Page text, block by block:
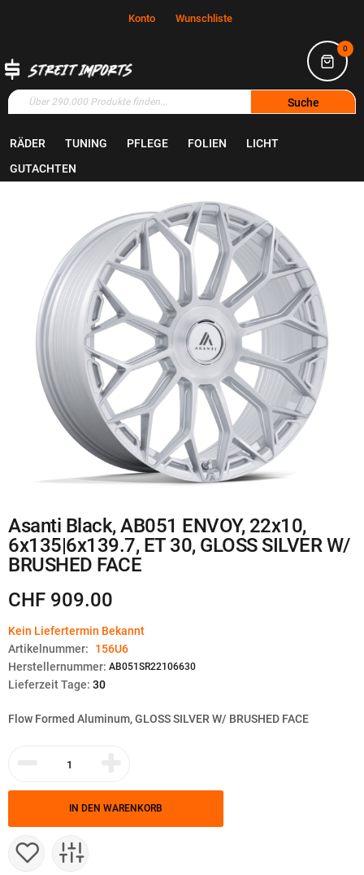
Konto Wunschliste
0
Suche
RÄDER TUNING PFLEGE FOLIEN
LICHT
GUTACHTEN
Zum
Ende
Zum
Anfang
der
Bildgalerie
springen
Asanti Black, AB051 ENVOY, 22x10,
6x135|6x139.7, ET 30, GLOSS SILVER W/
BRUSHED FACE
CHF 909.00
Kein Liefertermin Bekannt
Artikelnummer:
156U6
Herstellernummer: AB051SR22106630
Lieferzeit Tage: 30
Flow Formed Aluminum, GLOSS SILVER W/ BRUSHED FACE
IN DEN WARENKORB